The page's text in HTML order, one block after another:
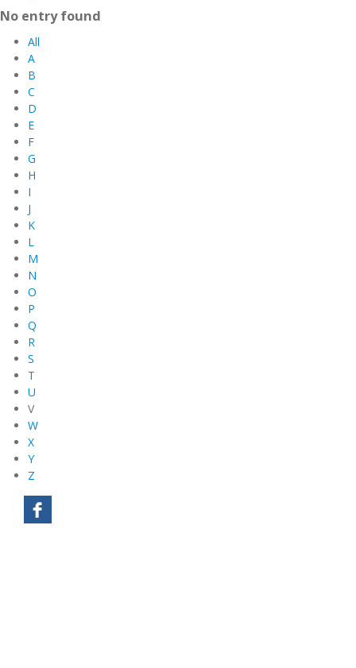
No entry found
All
A
B
C
D
E
F
G
H
I
J
K
L
M
N
O
P
Q
R
S
T
U
V
W
X
Y
Z